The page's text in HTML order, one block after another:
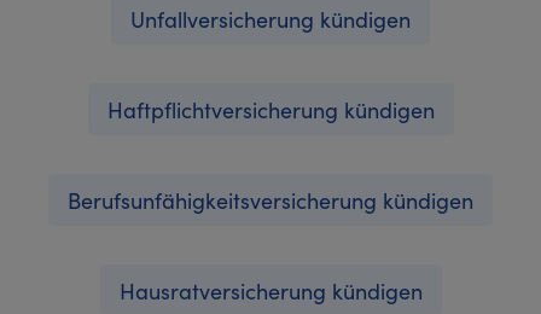
Unfallversicherung kündigen
Haftpflichtversicherung kündigen
Berufsunfähigkeitsversicherung kündigen
Hausratversicherung kündigen